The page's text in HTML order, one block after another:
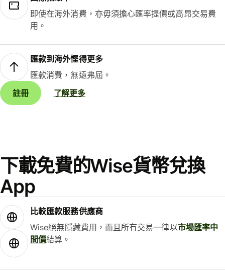
即使在海外消費，亦毋須擔心匯率提價或高昂交易費
用。
匯款到海外慳得更多
匯款消費，無遠弗屆。
註冊
了解更多
下載免費的Wise貨幣兌換
App
比較匯款服務供應商
Wise絕無隱藏費用，而且所有交易一律以市場匯率中
間價結算。